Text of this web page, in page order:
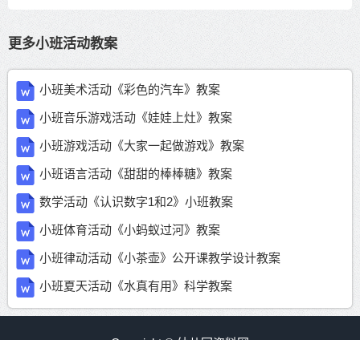
更多小班活动教案
小班美术活动《彩色的汽车》教案
小班音乐游戏活动《娃娃上灶》教案
小班游戏活动《大家一起做游戏》教案
小班语言活动《甜甜的棒棒糖》教案
数学活动《认识数字1和2》小班教案
小班体育活动《小蚂蚁过河》教案
小班律动活动《小茶壶》公开课教学设计教案
小班夏天活动《水真有用》科学教案